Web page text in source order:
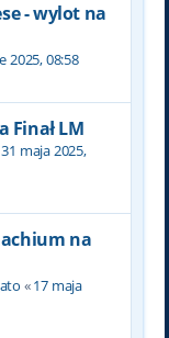
- wylot na
2025, 08:58
Finał LM
31 maja 2025,
na
«17 maja